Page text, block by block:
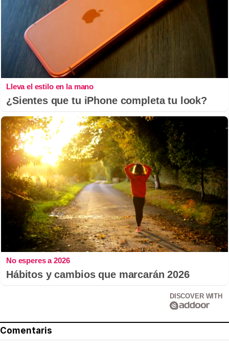
Lleva el estilo en la mano
¿Sientes que tu iPhone completa tu look?
No esperes a 2026
Hábitos y cambios que marcarán 2026
DISCOVER WITH
Comentaris